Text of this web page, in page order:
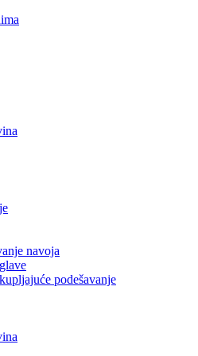
navoja
podešavanje